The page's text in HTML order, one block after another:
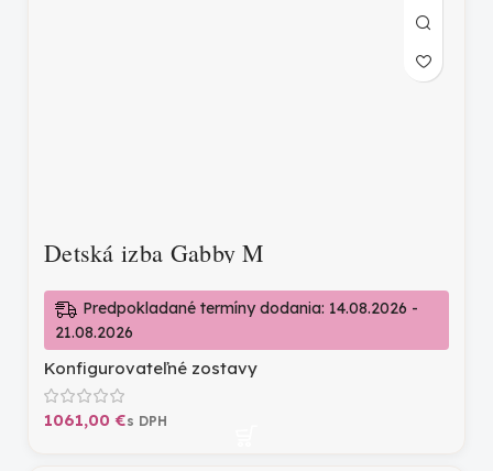
Detská izba Gabby M
Predpokladané termíny dodania: 14.08.2026 -
21.08.2026
Konfigurovateľné zostavy
€